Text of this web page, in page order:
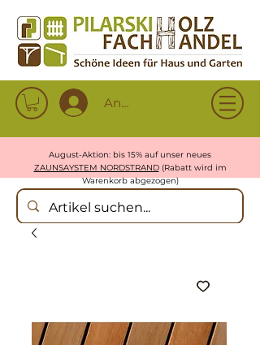
Anmelden
August-Aktion: bis 15% auf unser neues
ZAUNSAYSTEM NORDSTRAND(Rabatt wird im
Warenkorb abgezogen)